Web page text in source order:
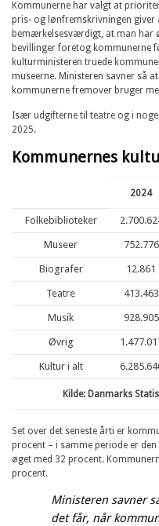
Kommunerne har valgt at
pris- og lønfremskrivningen giver
bemærkelsesværdigt, at man har
bevillinger foretog kommunerne
kulturministeren truede
museerne. Ministeren savner så
kommunerne fremover bruger
Især udgifterne til teatre og i
2025.
Kommunernes
2024
Folkebiblioteker
Museer 752.776
Biografer 12.861
Teatre 413.463
Musik 928.905
Øvrig
Kultur i alt
Kilde: Danmarks
Set over det seneste årti er
procent – i samme periode er
øget med 32 procent.
procent.
Ministeren savner
det får, når